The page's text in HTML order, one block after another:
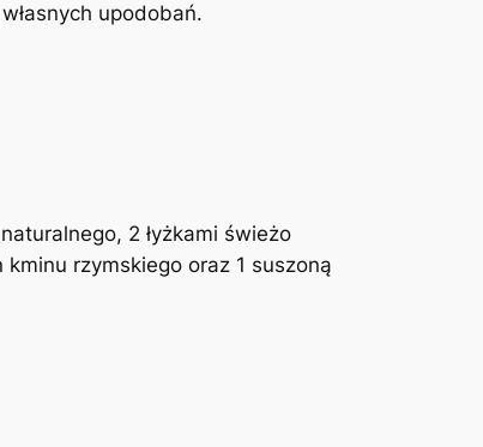
upodobań.
2 łyżkami świeżo
kminu rzymskiego oraz 1 suszoną